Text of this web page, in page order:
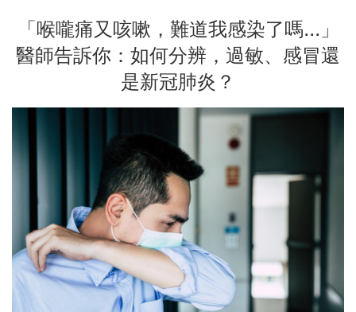
「喉嚨痛又咳嗽，難道我感染了嗎...」
醫師告訴你：如何分辨，過敏、感冒還
是新冠肺炎？